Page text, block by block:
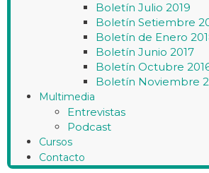
Boletín Julio 2019
Boletín Setiembre
Boletín de Enero
Boletín Junio 2017
Boletín Octubre
Boletín Noviembre
Multimedia
Entrevistas
Podcast
Cursos
Contacto